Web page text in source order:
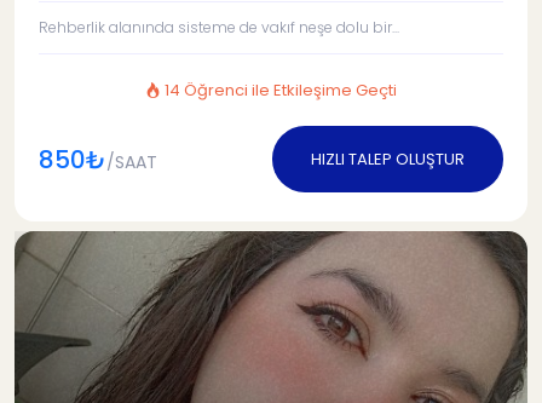
Rehberlik alanında sisteme de vakıf neşe dolu bir...
14 Öğrenci ile Etkileşime Geçti
850₺/SAAT HIZLI TALEP OLUŞTUR